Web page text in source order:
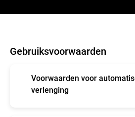
Gebruiksvoorwaarden
Voorwaarden voor
verlenging